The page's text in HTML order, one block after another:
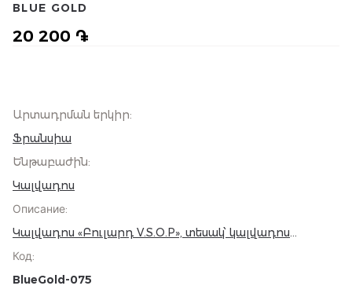
20 200 ֏
BLUE GOLD
Արտադրման երկիր:
Ֆրանսիա
Ենթաբաժին:
Կալվադոս
Описание:
Կալվադոս «Բուլարդ V.S.O.P», տեսակ՝ կալվադոս
Код:
BlueGold-075